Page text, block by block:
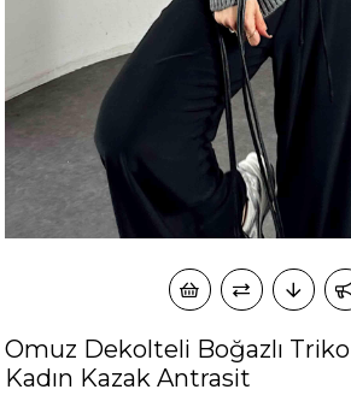
Omuz Dekolteli Boğazlı Triko
Kadın Kazak Antrasit